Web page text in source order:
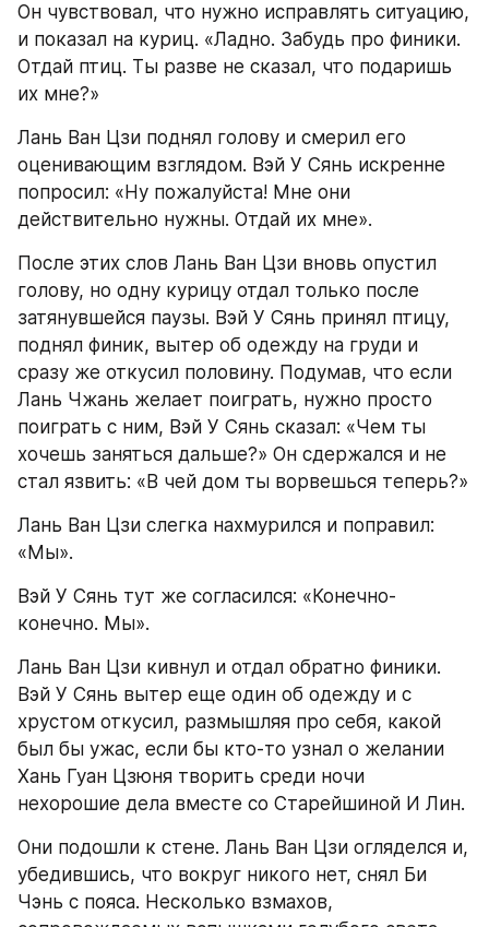
Он чувствовал, что нужно исправлять ситуацию,
и показал на куриц. «Ладно. Забудь про финики.
Отдай птиц. Ты разве не сказал, что подаришь
их мне?»
Лань Ван Цзи поднял голову и смерил его
оценивающим взглядом. Вэй У Сянь искренне
попросил: «Ну пожалуйста! Мне они
действительно нужны. Отдай их мне».
После этих слов Лань Ван Цзи вновь опустил
голову, но одну курицу отдал только после
затянувшейся паузы. Вэй У Сянь принял птицу,
поднял финик, вытер об одежду на груди и
сразу же откусил половину. Подумав, что если
Лань Чжань желает поиграть, нужно просто
поиграть с ним, Вэй У Сянь сказал: «Чем ты
хочешь заняться дальше?» Он сдержался и не
стал язвить: «В чей дом ты ворвешься теперь?»
Лань Ван Цзи слегка нахмурился и поправил:
«Мы».
Вэй У Сянь тут же согласился: «Конечно-
конечно. Мы».
Лань Ван Цзи кивнул и отдал обратно финики.
Вэй У Сянь вытер еще один об одежду и с
хрустом откусил, размышляя про себя, какой
был бы ужас, если бы кто-то узнал о желании
Хань Гуан Цзюня творить среди ночи
нехорошие дела вместе со Старейшиной И Лин.
Они подошли к стене. Лань Ван Цзи огляделся и,
убедившись, что вокруг никого нет, снял Би
Чэнь с пояса. Несколько взмахов,